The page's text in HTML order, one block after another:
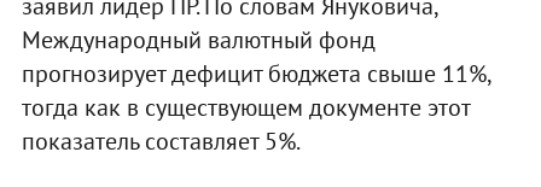
заявил лидер ПР. По словам Януковича,
Международный валютный фонд
прогнозирует дефицит бюджета свыше 11%,
тогда как в существующем документе этот
показатель составляет 5%.